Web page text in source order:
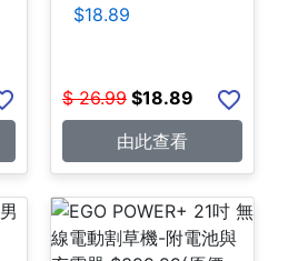
$18.89
$ 26.99 $18.89
由此查看